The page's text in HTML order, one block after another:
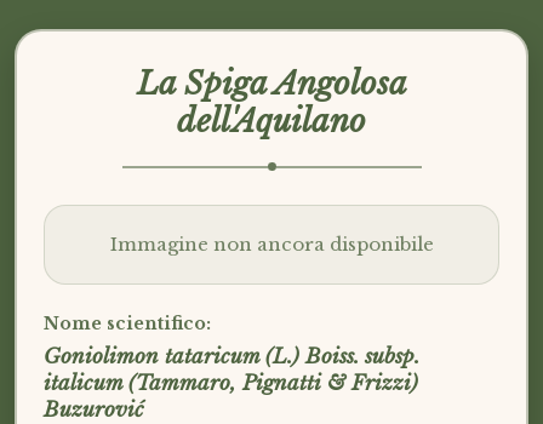
La Spiga Angolosa
dell'Aquilano
Immagine non ancora disponibile
Nome scientifico:
Goniolimon tataricum (L.) Boiss. subsp.
italicum (Tammaro, Pignatti & Frizzi)
Buzurović